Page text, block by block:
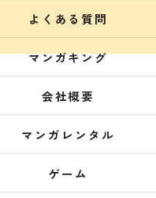
よくある質問
マンガキング
会社概要
マンガレンタル
ゲーム